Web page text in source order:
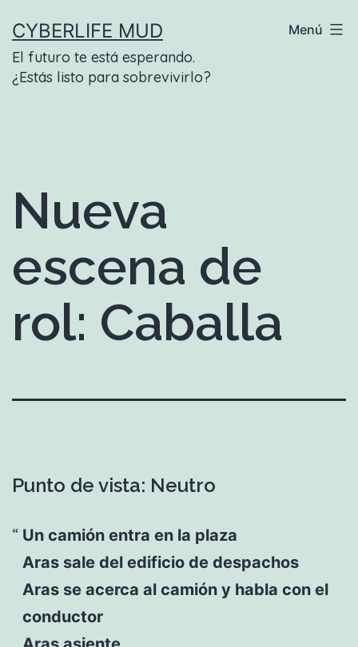
contenido
CYBERLIFE MUD
El futuro te está esperando.
¿Estás listo para sobrevivirlo?
Menú
Nueva
escena de
rol: Caballa
Punto de vista: Neutro
Un camión entra en la plaza
Aras sale del edificio de despachos
Aras se acerca al camión y habla con el
conductor